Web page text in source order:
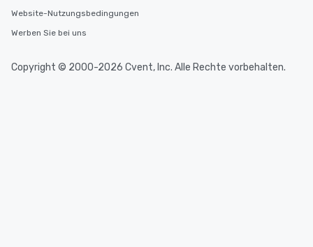
Website-Nutzungsbedingungen
Werben Sie bei uns
Copyright © 2000-2026 Cvent, Inc. Alle Rechte vorbehalten.